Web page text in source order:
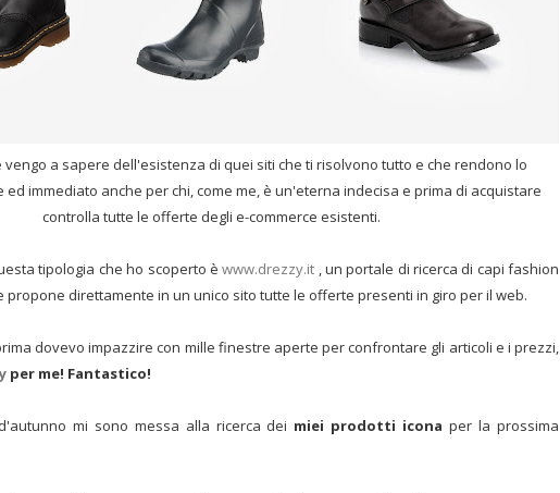
vengo a sapere dell'esistenza di quei siti che ti risolvono tutto e che rendono lo
ed immediato anche per chi, come me, è un'eterna indecisa e prima di acquistare
controlla tutte le offerte degli e-commerce esistenti.
tipologia che ho scoperto èwww.drezzy.it , un portale di ricerca di capi fashion
propone direttamente in un unico sito tutte le offerte presenti in giro per il web.
dovevo impazzire con mille finestre aperte per confrontare gli articoli e i prezzi,
per me! Fantastico!
mi sono messa alla ricerca dei miei prodotti iconaper la prossima